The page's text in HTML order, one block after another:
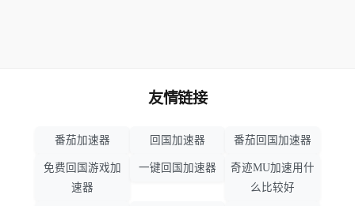
友情链接
番茄加速器 回国加速器 番茄回国加速器
免费回国游戏加
速器
一键回国加速器
奇迹MU加速用什
么比较好